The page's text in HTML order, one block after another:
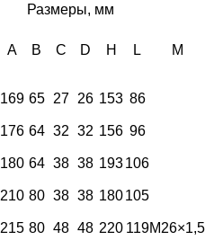
Размеры, мм
A B С D H L М
169 65 27 26 153 86
М26×1,5
176 64 32 32 156 96
180 64 38 38 193106
210 80 38 38 180105
215 80 48 48 220 119